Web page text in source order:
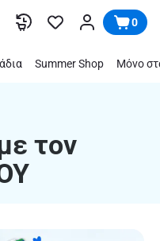
0
Summer Shop Μόνο
τον